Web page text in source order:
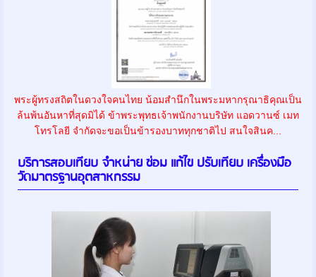
พระผู้ทรงสถิตในดวงใจคนไทย น้อมสำนึกในพระมหากรุณาธิคุณเป็น
ล้นพ้นอันหาที่สุดมิได้ ข้าพระพุทธเจ้าพนักงานบริษัท แอดวานซ์ เมท
โทรโลยี จำกัดจะขอเป็นข้ารองบาททุกชาติไป สนใจสินค...
บริการสอบเทียบ จำหน่าย ซ่อม แก้ไข ปรับเทียบ เครื่องมือ
วัดมาตรฐานอุตสาหกรรม